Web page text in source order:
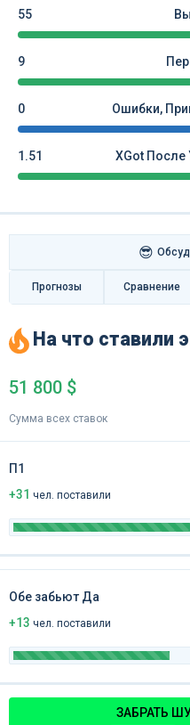
55
9
0 Ошибки,
1.51 XGot После
😎
Прогнозы Сравнение
На что ставили
51 800 $
Сумма всех ставок
П1
+31 чел. поставили
Обе забьют Да
+13 чел. поставили
ЗАБРАТЬ